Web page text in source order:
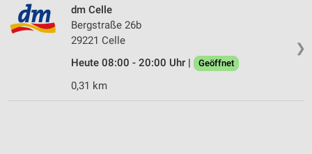
❯
dm Celle
Bergstraße 26b
29221 Celle
Heute 08:00 - 20:00 Uhr |
Geöffnet
0,31 km